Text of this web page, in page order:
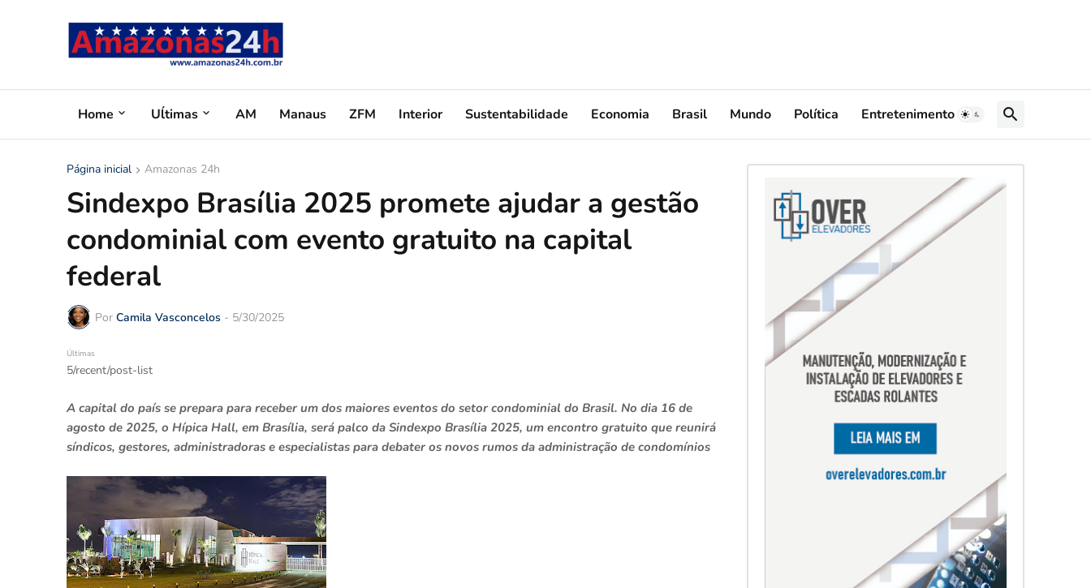
Home Uĺtimas AM Manaus ZFM Interior Sustentabilidade Economia Brasil Mundo Política Entretenimento
Página inicial Amazonas 24h
Sindexpo Brasília 2025 promete ajudar a gestão
condominial com evento gratuito na capital
federal
Por Camila Vasconcelos - 5/30/2025
Últimas
5/recent/post-list
A capital do país se prepara para receber um dos maiores eventos do setor condominial do Brasil. No dia 16 de
agosto de 2025, o Hípica Hall, em Brasília, será palco da Sindexpo Brasília 2025, um encontro gratuito que reunirá
síndicos, gestores, administradoras e especialistas para debater os novos rumos da administração de condomínios